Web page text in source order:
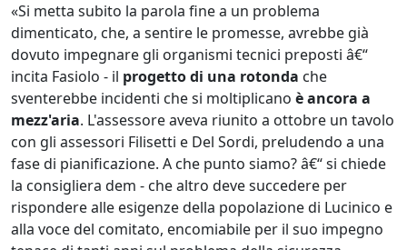
«Si metta subito la parola fine a un problema
dimenticato, che, a sentire le promesse, avrebbe già
dovuto impegnare gli organismi tecnici preposti â€“
incita Fasiolo - il progetto di una rotonda che
sventerebbe incidenti che si moltiplicano è ancora a
mezz'aria. L'assessore aveva riunito a ottobre un tavolo
con gli assessori Filisetti e Del Sordi, preludendo a una
fase di pianificazione. A che punto siamo? â€“ si chiede
la consigliera dem - che altro deve succedere per
rispondere alle esigenze della popolazione di Lucinico e
alla voce del comitato, encomiabile per il suo impegno